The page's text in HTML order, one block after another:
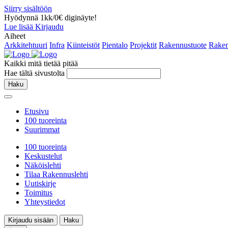
Siirry sisältöön
Hyödynnä 1kk/0€ diginäyte!
Lue lisää Kirjaudu
Aiheet
Arkkitehtuuri Infra Kiinteistöt Pientalo Projektit Rakennustuote
Kaikki mitä tietää pitää
Hae tältä sivustolta
Haku
Etusivu
100 tuoreinta
Suurimmat
100 tuoreinta
Keskustelut
Näköislehti
Tilaa Rakennuslehti
Uutiskirje
Toimitus
Yhteystiedot
Kirjaudu sisään
Haku